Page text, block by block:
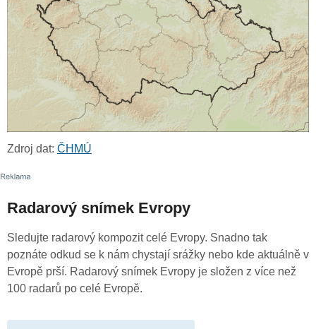
Zdroj dat: ČHMÚ
Radarový snímek Evropy
Sledujte radarový kompozit celé Evropy. Snadno tak
poznáte odkud se k nám chystají srážky nebo kde aktuálně v
Evropě prší. Radarový snímek Evropy je složen z více než
100 radarů po celé Evropě.